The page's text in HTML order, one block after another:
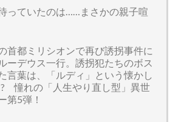
っていたのは……まさかの親子喧
首都ミリシオンで再び誘拐事件に
ーデウス一行。誘拐犯たちのボス
言葉は、「ルディ」という懐かし
憧れの「人生やり直し型」異世
第5弾！